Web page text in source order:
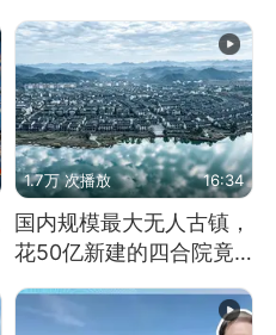
住窗口期猛炸基辅
1.7万 次播放 16:34
国内规模最大无人古镇，
花50亿新建的四合院竟